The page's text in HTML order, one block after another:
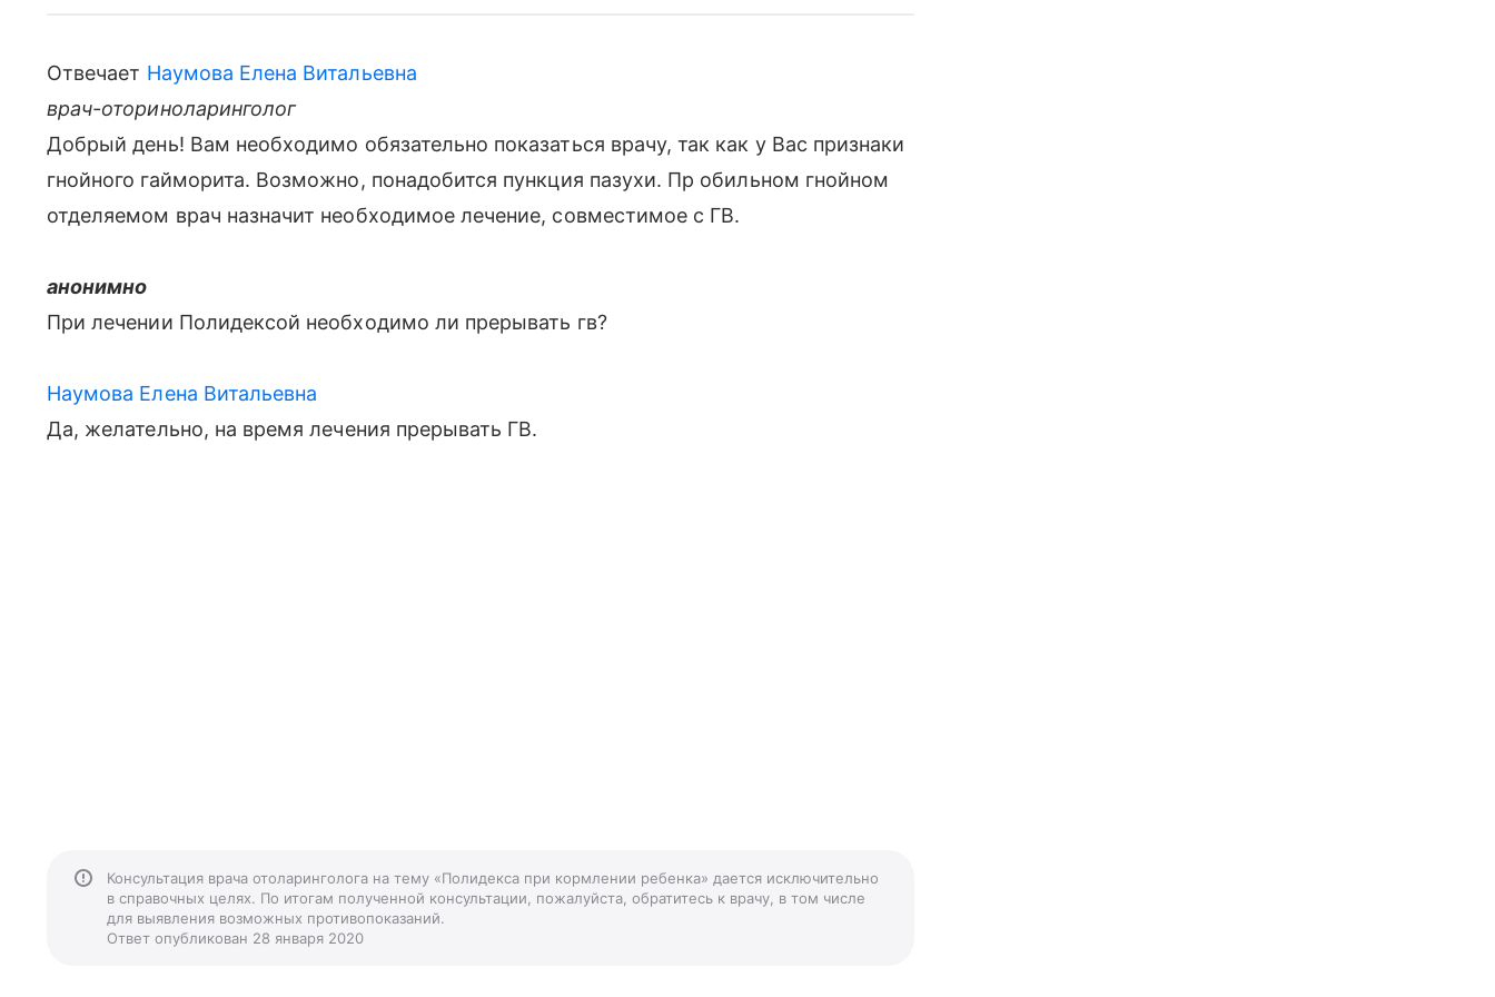
Отвечает Наумова Елена Витальевна
врач-оториноларинголог
Добрый день! Вам необходимо обязательно показаться врачу, так как у Вас признаки
гнойного гайморита. Возможно, понадобится пункция пазухи. Пр обильном гнойном
отделяемом врач назначит необходимое лечение, совместимое с ГВ.
анонимно
При лечении Полидексой необходимо ли прерывать гв?
Наумова Елена Витальевна
Да, желательно, на время лечения прерывать ГВ.
Консультация врача отоларинголога на тему «Полидекса при кормлении ребенка» дается исключительно
в справочных целях. По итогам полученной консультации, пожалуйста, обратитесь к врачу, в том числе
для выявления возможных противопоказаний.
Ответ опубликован 28 января 2020